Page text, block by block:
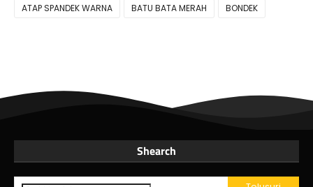
ATAP SPANDEK WARNA
BATU BATA MERAH BONDEK
Shearch